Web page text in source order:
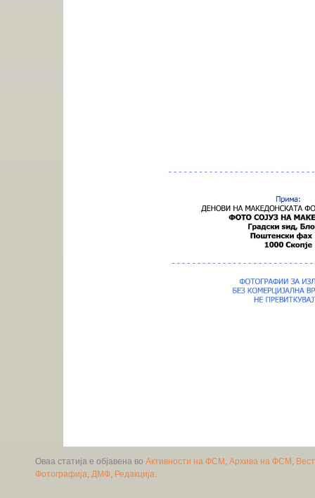
Оваа статија е објавена во Активности на ФСМ , Архива на ФСМ ,
Фотографија, ДМФ, Редакција.